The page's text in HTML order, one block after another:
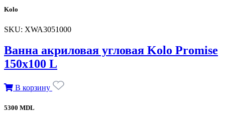
Kolo
SKU: XWA3051000
Ванна акриловая угловая Kolo Promise
150х100 L
В корзину
5300 MDL